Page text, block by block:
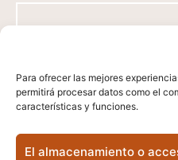
Para ofrecer las mejores
permitirá procesar datos como el
características y funciones.
El almacenamiento o
360º Rundum
Mehr